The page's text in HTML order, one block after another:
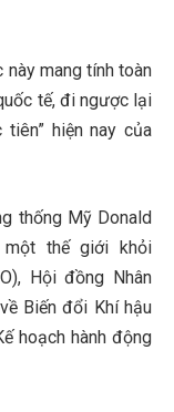
mang tính toàn
tế, đi ngược lại
hiện nay của
thống Mỹ Donald
thế giới khỏi
Hội đồng Nhân
Biến đổi Khí hậu
hoạch hành động